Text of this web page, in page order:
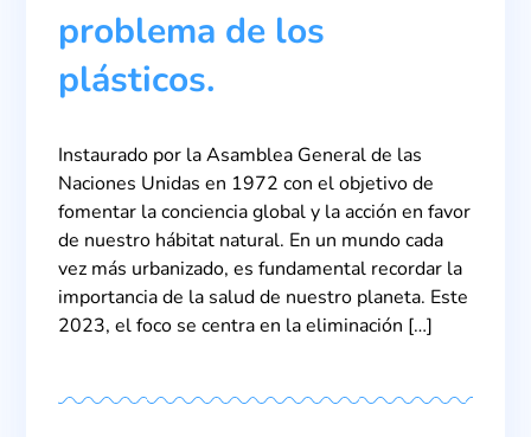
problema de los
plásticos.
Instaurado por la Asamblea General de las
Naciones Unidas en 1972 con el objetivo de
fomentar la conciencia global y la acción en favor
de nuestro hábitat natural. En un mundo cada
vez más urbanizado, es fundamental recordar la
importancia de la salud de nuestro planeta. Este
2023, el foco se centra en la eliminación […]